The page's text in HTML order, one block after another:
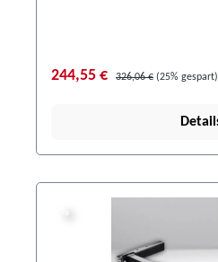
244,55 € 326,06 € (25% gespart)